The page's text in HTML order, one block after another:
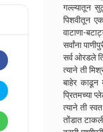
गल्ल्यातून
पिशवीतून
वाटाणा-
सर्वांना
सर्व ओरडले
त्याने ती
बाहेर
प्रितमच्या
त्याने ती
तोंडात